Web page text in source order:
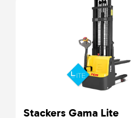
Stackers Gama Lite